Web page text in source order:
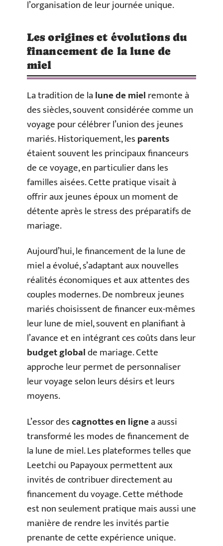
l’organisation de leur journée unique.
Les origines et évolutions du
financement de la lune de
miel
La tradition de lalune de mielremonte à
des siècles, souvent considérée comme un
voyage pour célébrer l’union des jeunes
mariés. Historiquement, lesparents
étaient souvent les principaux financeurs
de ce voyage, en particulier dans les
familles aisées. Cette pratique visait à
offrir aux jeunes époux un moment de
détente après le stress des préparatifs de
mariage.
Aujourd’hui, le financement de la lune de
miel a évolué, s’adaptant aux nouvelles
réalités économiques et aux attentes des
couples modernes. De nombreux jeunes
mariés choisissent de financer eux-mêmes
leur lune de miel, souvent en planifiant à
l’avance et en intégrant ces coûts dans leur
budget globalde mariage. Cette
approche leur permet de personnaliser
leur voyage selon leurs désirs et leurs
moyens.
L’essor descagnottes en lignea aussi
transformé les modes de financement de
la lune de miel. Les plateformes telles que
Leetchi ou Papayoux permettent aux
invités de contribuer directement au
financement du voyage. Cette méthode
est non seulement pratique mais aussi une
manière de rendre les invités partie
prenante de cette expérience unique.